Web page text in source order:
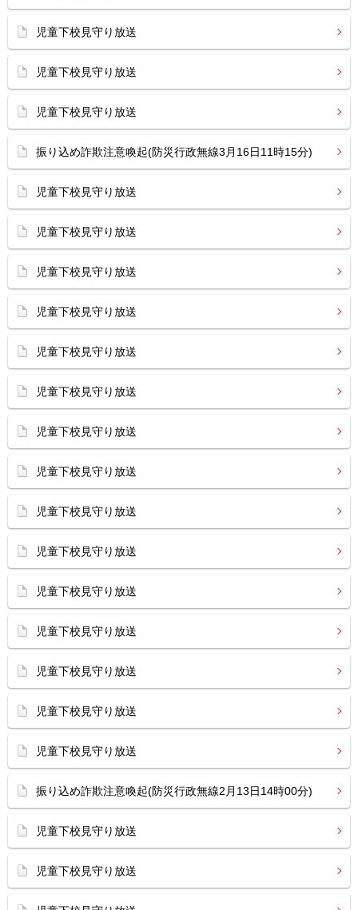
児童下校見守り放送
児童下校見守り放送
児童下校見守り放送
振り込め詐欺注意喚起(防災行政無線3月16日11時15分)
児童下校見守り放送
児童下校見守り放送
児童下校見守り放送
児童下校見守り放送
児童下校見守り放送
児童下校見守り放送
児童下校見守り放送
児童下校見守り放送
児童下校見守り放送
児童下校見守り放送
児童下校見守り放送
児童下校見守り放送
児童下校見守り放送
児童下校見守り放送
児童下校見守り放送
振り込め詐欺注意喚起(防災行政無線2月13日14時00分)
児童下校見守り放送
児童下校見守り放送